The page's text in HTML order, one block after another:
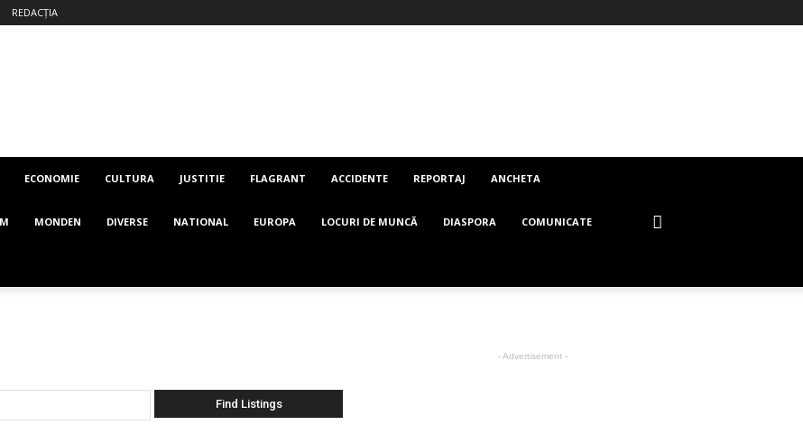
REDACȚIA
ECONOMIE CULTURA JUSTITIE FLAGRANT ACCIDENTE REPORTAJ ANCHETA
MONDEN DIVERSE NATIONAL EUROPA LOCURI DE MUNCĂ DIASPORA COMUNICATE
- Advertisement -